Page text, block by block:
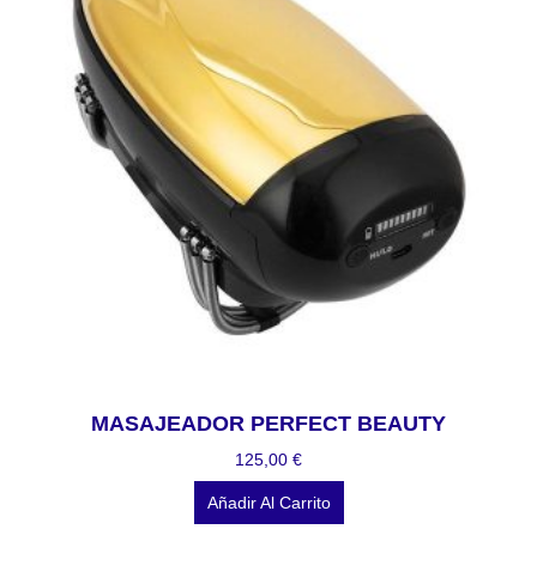
MASAJEADOR PERFECT BEAUTY
125,00 €
Añadir Al Carrito